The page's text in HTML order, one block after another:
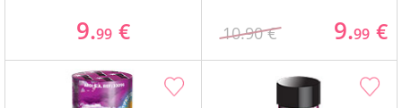
9.99 € 10.90 € 9.99 €